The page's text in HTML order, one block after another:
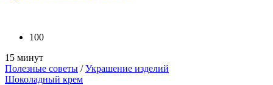
100
15 минут
Полезные советы /Украшение изделий
Шоколадный крем